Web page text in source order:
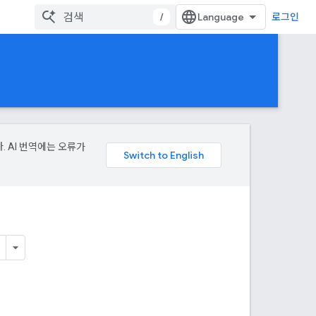
/ 로그인
AI 번역에는 오류가